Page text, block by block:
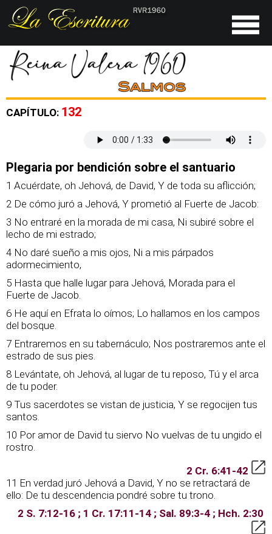
CAPÍTULO: 132
Plegaria por bendición sobre el santuario
1 Acuérdate, oh Jehová, de David, Y de toda su aflicción;
2 De cómo juró a Jehová, Y prometió al Fuerte de Jacob:
3 No entraré en la morada de mi casa, Ni subiré sobre el
lecho de mi estrado;
4 No daré sueño a mis ojos, Ni a mis párpados
adormecimiento,
5 Hasta que halle lugar para Jehová, Morada para el
Fuerte de Jacob.
6 He aquí en Efrata lo oímos; Lo hallamos en los campos
del bosque.
7 Entraremos en su tabernáculo; Nos postraremos ante el
estrado de sus pies.
8 Levántate, oh Jehová, al lugar de tu reposo, Tú y el arca
de tu poder.
9 Tus sacerdotes se vistan de justicia, Y se regocijen tus
santos.
10 Por amor de David tu siervo No vuelvas de tu ungido el
rostro.
2 Cr. 6:41-42
11 En verdad juró Jehová a David, Y no se retractará de
ello: De tu descendencia pondré sobre tu trono.
2 S. 7:12-16 ; 1 Cr. 17:11-14 ; Sal. 89:3-4 ; Hch. 2:30